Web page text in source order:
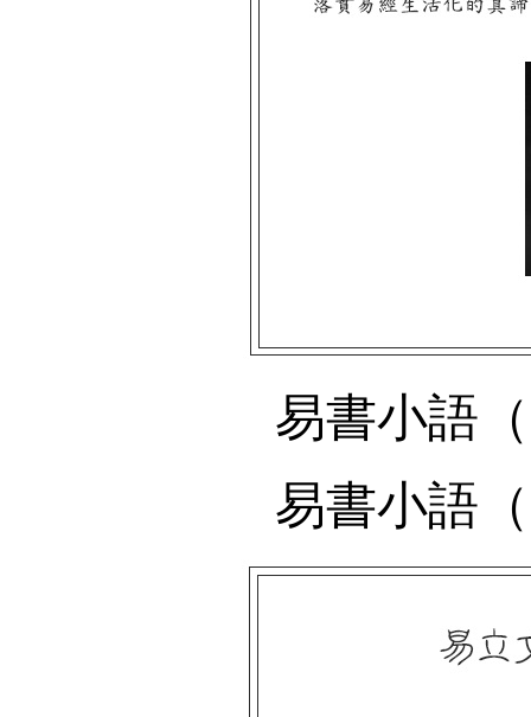
易書小語
易書小語